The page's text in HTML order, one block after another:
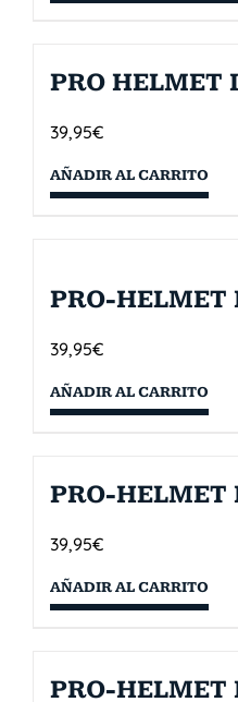
PRO HELMET
39,95€
AÑADIR AL CARRITO
PRO-HELMET
39,95€
AÑADIR AL CARRITO
PRO-HELMET
39,95€
AÑADIR AL CARRITO
PRO-HELMET